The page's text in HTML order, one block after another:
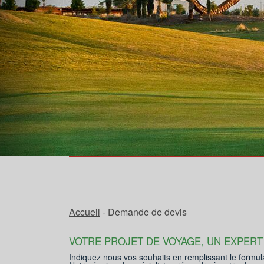
Accueil - Demande de devis
VOTRE PROJET DE VOYAGE, UN
Indiquez nous vos souhaits en remplissant le